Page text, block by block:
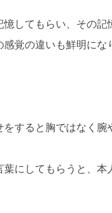
してもらい、その
覚の違いも鮮明にな
すると胸ではなく
にしてもらうと、